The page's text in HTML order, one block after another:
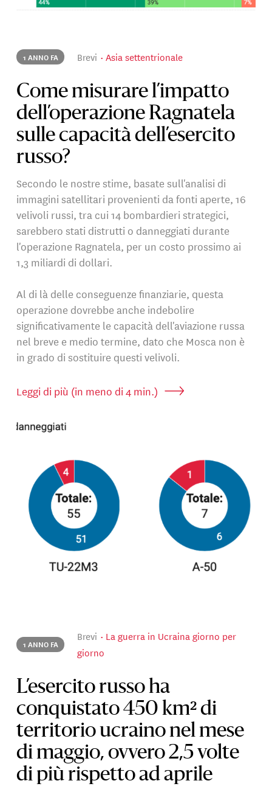
1 ANNO FA Brevi Asia settentrionale
Come misurare l’impatto
dell’operazione Ragnatela
sulle capacità dell’esercito
russo?
Secondo le nostre stime, basate sull'analisi di
immagini satellitari provenienti da fonti aperte, 16
velivoli russi, tra cui 14 bombardieri strategici,
sarebbero stati distrutti o danneggiati durante
l'operazione Ragnatela, per un costo prossimo ai
1,3 miliardi di dollari.
Al di là delle conseguenze finanziarie, questa
operazione dovrebbe anche indebolire
significativamente le capacità dell'aviazione russa
nel breve e medio termine, dato che Mosca non è
in grado di sostituire questi velivoli.
Leggi di più (in meno di 4 min.)
1 ANNO FA
Brevi
La guerra in Ucraina giorno per
giorno
L’esercito russo ha
conquistato 450 km² di
territorio ucraino nel mese
di maggio, ovvero 2,5 volte
di più rispetto ad aprile